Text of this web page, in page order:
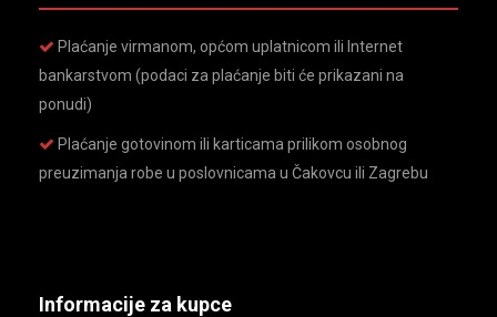
Plaćanje virmanom, općom uplatnicom ili Internet
bankarstvom (podaci za plaćanje biti će prikazani na
ponudi)
Plaćanje gotovinom ili karticama prilikom osobnog
preuzimanja robe u poslovnicama u Čakovcu ili Zagrebu
Informacije za kupce